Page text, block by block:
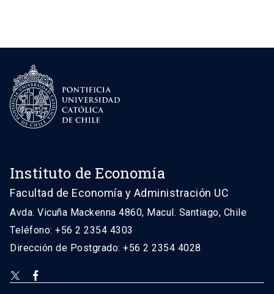
Instituto de Economía
Facultad de Economía y Administración UC
Avda. Vicuña Mackenna 4860, Macul. Santiago, Chile
Teléfono: +56 2 2354 4303
Dirección de Postgrado: +56 2 2354 4028